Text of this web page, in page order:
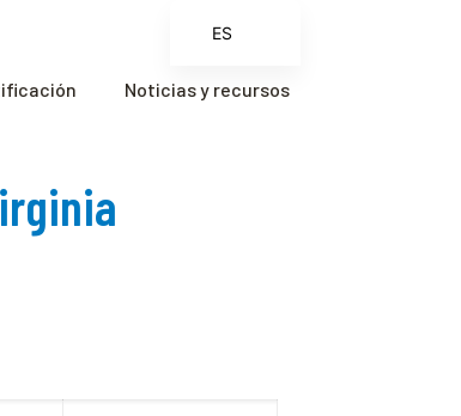
Noticias y recursos
ES